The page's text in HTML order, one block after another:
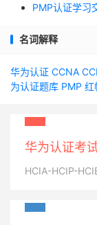
PMP认证学习
名词解释
华为认证 CCNA
为认证题库 PMP 红
华为认证考
HCIA-HCIP-